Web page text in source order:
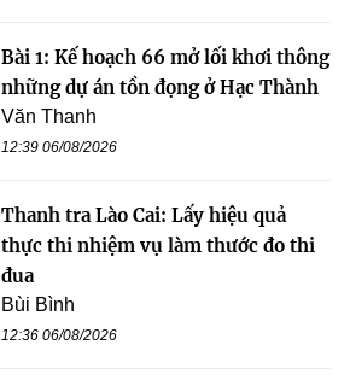
Bài 1: Kế hoạch 66 mở lối khơi thông
những dự án tồn đọng ở Hạc Thành
Văn Thanh
12:39 06/08/2026
Thanh tra Lào Cai: Lấy hiệu quả
thực thi nhiệm vụ làm thước đo thi
đua
Bùi Bình
12:36 06/08/2026